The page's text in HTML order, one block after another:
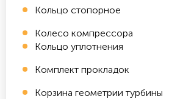
Кольцо стопорное
Колесо компрессора
Кольцо уплотнения
Комплект прокладок
Корзина геометрии турбины